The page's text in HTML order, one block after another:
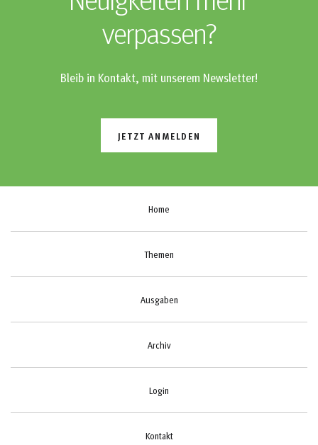
verpassen?
Bleib in Kontakt, mit unserem Newsletter!
JETZT ANMELDEN
Home
Themen
Ausgaben
Archiv
Login
Kontakt